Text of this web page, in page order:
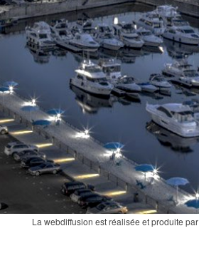
La webdiffusion est réalisée et produite par